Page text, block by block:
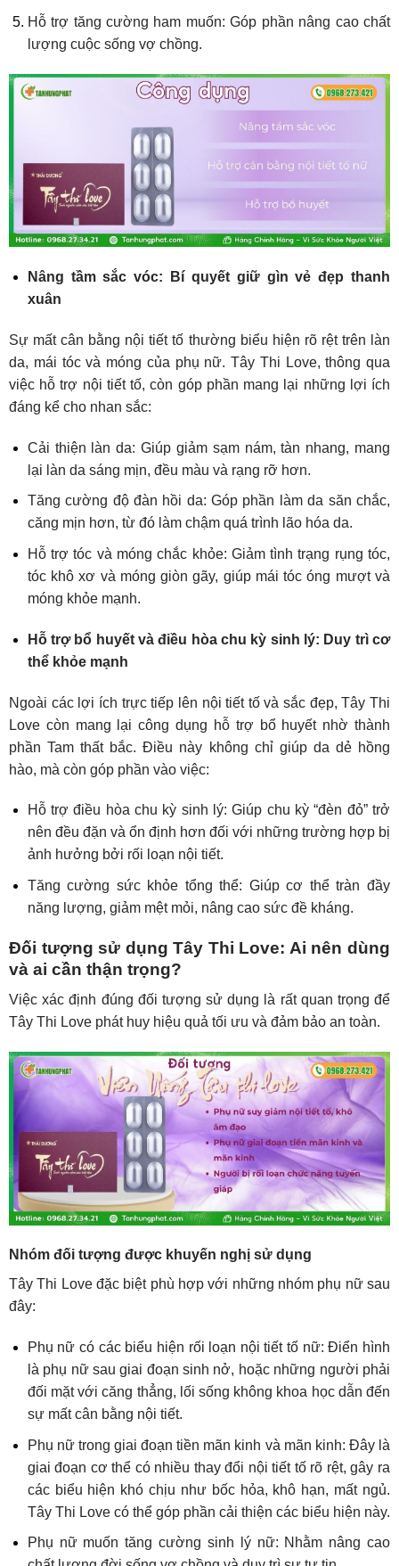
Hỗ trợ tăng cường ham muốn: Góp phần nâng cao chất
lượng cuộc sống vợ chồng.
Nâng tầm sắc vóc: Bí quyết giữ gìn vẻ đẹp thanh
xuân
Sự mất cân bằng nội tiết tố thường biểu hiện rõ rệt trên làn
da, mái tóc và móng của phụ nữ. Tây Thi Love, thông qua
việc hỗ trợ nội tiết tố, còn góp phần mang lại những lợi ích
đáng kể cho nhan sắc:
Cải thiện làn da: Giúp giảm sạm nám, tàn nhang, mang
lại làn da sáng mịn, đều màu và rạng rỡ hơn.
Tăng cường độ đàn hồi da: Góp phần làm da săn chắc,
căng mịn hơn, từ đó làm chậm quá trình lão hóa da.
Hỗ trợ tóc và móng chắc khỏe: Giảm tình trạng rụng tóc,
tóc khô xơ và móng giòn gãy, giúp mái tóc óng mượt và
móng khỏe mạnh.
Hỗ trợ bổ huyết và điều hòa chu kỳ sinh lý: Duy trì cơ
thể khỏe mạnh
Ngoài các lợi ích trực tiếp lên nội tiết tố và sắc đẹp, Tây Thi
Love còn mang lại công dụng hỗ trợ bổ huyết nhờ thành
phần Tam thất bắc. Điều này không chỉ giúp da dẻ hồng
hào, mà còn góp phần vào việc:
Hỗ trợ điều hòa chu kỳ sinh lý: Giúp chu kỳ “đèn đỏ” trở
nên đều đặn và ổn định hơn đối với những trường hợp bị
ảnh hưởng bởi rối loạn nội tiết.
Tăng cường sức khỏe tổng thể: Giúp cơ thể tràn đầy
năng lượng, giảm mệt mỏi, nâng cao sức đề kháng.
Đối tượng sử dụng Tây Thi Love: Ai nên dùng
và ai cần thận trọng?
Việc xác định đúng đối tượng sử dụng là rất quan trọng để
Tây Thi Love phát huy hiệu quả tối ưu và đảm bảo an toàn.
Nhóm đối tượng được khuyến nghị sử dụng
Tây Thi Love đặc biệt phù hợp với những nhóm phụ nữ sau
đây:
Phụ nữ có các biểu hiện rối loạn nội tiết tố nữ: Điển hình
là phụ nữ sau giai đoạn sinh nở, hoặc những người phải
đối mặt với căng thẳng, lối sống không khoa học dẫn đến
sự mất cân bằng nội tiết.
Phụ nữ trong giai đoạn tiền mãn kinh và mãn kinh: Đây là
giai đoạn cơ thể có nhiều thay đổi nội tiết tố rõ rệt, gây ra
các biểu hiện khó chịu như bốc hỏa, khô hạn, mất ngủ.
Tây Thi Love có thể góp phần cải thiện các biểu hiện này.
Phụ nữ muốn tăng cường sinh lý nữ: Nhằm nâng cao